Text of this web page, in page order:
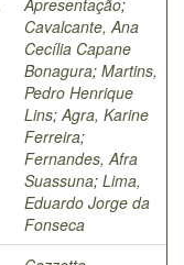
Cavalcante, Ana
Cecília Capane
Bonagura; Martins,
Pedro Henrique
Lins; Agra, Karine
Ferreira;
Fernandes, Afra
Suassuna; Lima,
Eduardo Jorge da
Fonseca